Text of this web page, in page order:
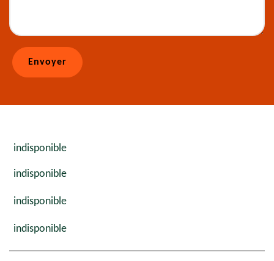
indisponible
indisponible
indisponible
indisponible